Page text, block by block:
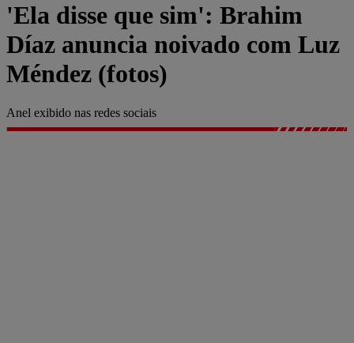
'Ela disse que sim': Brahim
Díaz anuncia noivado com Luz
Méndez (fotos)
Anel exibido nas redes sociais